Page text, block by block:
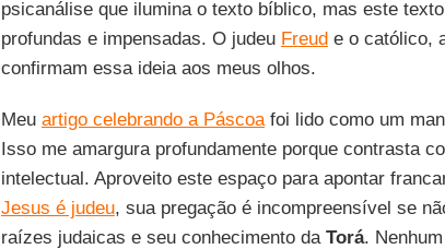
psicanálise que ilumina o texto bíblico, mas este
profundas e impensadas. O judeu Freude o católico,
confirmam essa ideia aos meus olhos.
Meu artigo celebrando a Páscoafoi lido como um
Isso me amargura profundamente porque contrasta
intelectual. Aproveito este espaço para apontar
Jesus é judeu, sua pregação é incompreensível se
raízes judaicas e seu conhecimento da Torá.